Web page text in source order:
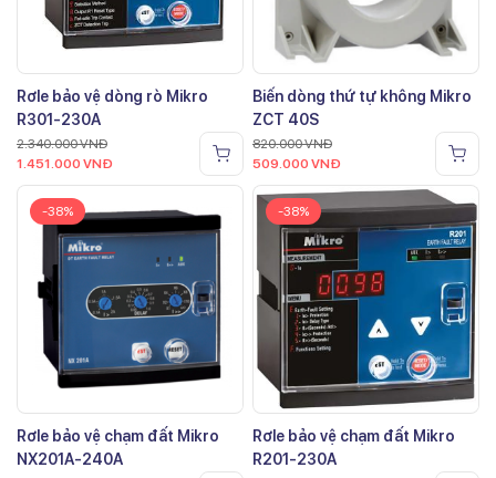
Rơle bảo vệ dòng rò Mikro
R301-230A
2.340.000VNĐ
1.451.000 VNĐ
Biến dòng thứ tự không Mikro
ZCT 40S
820.000VNĐ
509.000 VNĐ
-38%
Rơle bảo vệ chạm đất Mikro
NX201A-240A
-38%
Rơle bảo vệ chạm đất Mikro
R201-230A